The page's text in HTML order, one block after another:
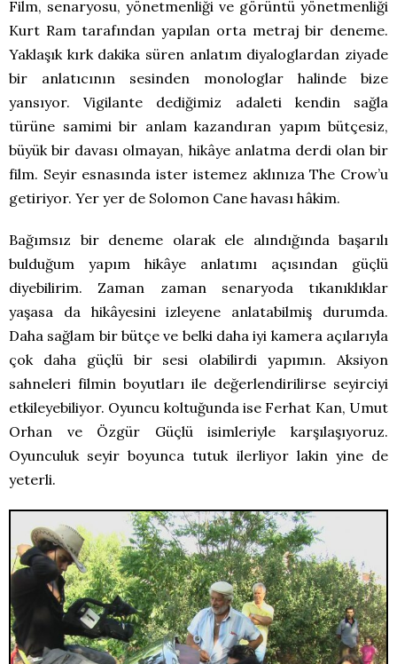
Film, senaryosu, yönetmenliği ve görüntü yönetmenliği
Kurt Ram tarafından yapılan orta metraj bir deneme.
Yaklaşık kırk dakika süren anlatım diyaloglardan ziyade
bir anlatıcının sesinden monologlar halinde bize
yansıyor. Vigilante dediğimiz adaleti kendin sağla
türüne samimi bir anlam kazandıran yapım bütçesiz,
büyük bir davası olmayan, hikâye anlatma derdi olan bir
film. Seyir esnasında ister istemez aklınıza The Crow’u
getiriyor. Yer yer de Solomon Cane havası hâkim.
Bağımsız bir deneme olarak ele alındığında başarılı
bulduğum yapım hikâye anlatımı açısından güçlü
diyebilirim. Zaman zaman senaryoda tıkanıklıklar
yaşasa da hikâyesini izleyene anlatabilmiş durumda.
Daha sağlam bir bütçe ve belki daha iyi kamera açılarıyla
çok daha güçlü bir sesi olabilirdi yapımın. Aksiyon
sahneleri filmin boyutları ile değerlendirilirse seyirciyi
etkileyebiliyor. Oyuncu koltuğunda ise Ferhat Kan, Umut
Orhan ve Özgür Güçlü isimleriyle karşılaşıyoruz.
Oyunculuk seyir boyunca tutuk ilerliyor lakin yine de
yeterli.